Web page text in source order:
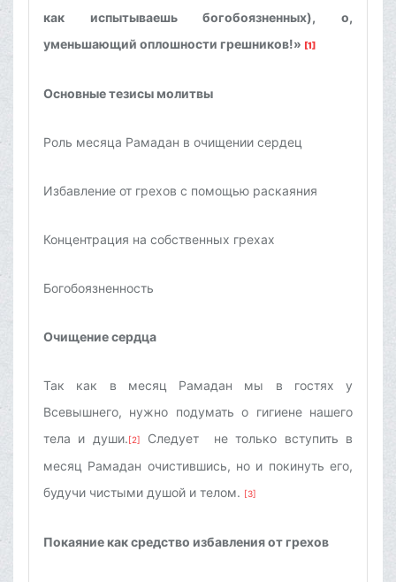
как испытываешь богобоязненных), о,
уменьшающий оплошности грешников!» [1]
Основные тезисы молитвы
Роль месяца Рамадан в очищении сердец
Избавление от грехов с помощью раскаяния
Концентрация на собственных грехах
Богобоязненность
Очищение сердца
Так как в месяц Рамадан мы в гостях у
Всевышнего, нужно подумать о гигиене нашего
тела и души.[2]
Следует не только вступить в
месяц Рамадан очистившись, но и покинуть его,
будучи чистыми душой и телом. [3]
Покаяние как средство избавления от грехов